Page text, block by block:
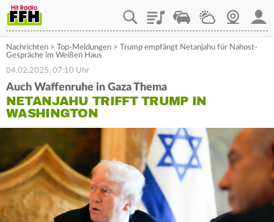
PlaylistStaupilotWetterWebcam
Nachrichten > Top-Meldungen > Trump empfängt Netanjahu für Nahost-
Gespräche im Weißen Haus
04.02.2025, 07:10 Uhr
Auch Waffenruhe in Gaza Thema
NETANJAHU TRIFFT TRUMP IN
WASHINGTON